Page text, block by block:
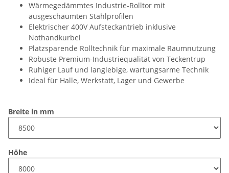
Wärmegedämmtes Industrie-Rolltor mit
ausgeschäumten Stahlprofilen
Elektrischer 400V Aufsteckantrieb inklusive
Nothandkurbel
Platzsparende Rolltechnik für maximale Raumnutzung
Robuste Premium-Industriequalität von Teckentrup
Ruhiger Lauf und langlebige, wartungsarme Technik
Ideal für Halle, Werkstatt, Lager und Gewerbe
Breite in mm
Höhe